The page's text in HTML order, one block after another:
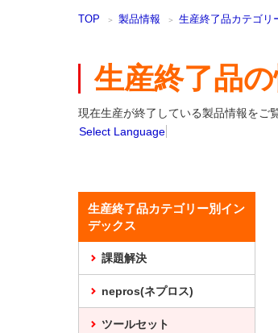
TOP 製品情報 生産終了品カテゴリ
生産終了品
現在生産が終了している製品情報をご
Select Language
生産終了品カテゴリー別イン
デックス
課題解決
nepros(ネプロス)
ツールセット